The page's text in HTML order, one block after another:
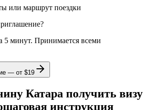
или маршрут поездки
5 минут. Принимается всеми
— от $19
Катара получить визу
инструкция